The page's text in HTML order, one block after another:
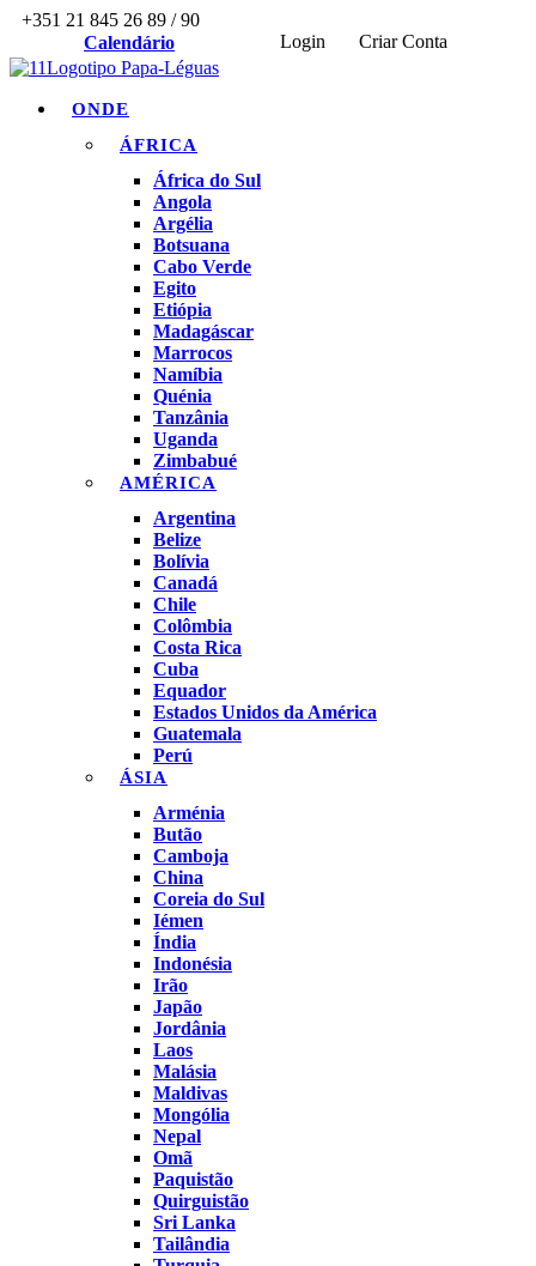
+351 21 845 26 89 / 90
Calendário
Login Criar Conta
ONDE
ÁFRICA
África do Sul
Angola
Argélia
Botsuana
Cabo Verde
Egito
Etiópia
Madagáscar
Marrocos
Namíbia
Quénia
Tanzânia
Uganda
Zimbabué
AMÉRICA
Argentina
Belize
Bolívia
Canadá
Chile
Colômbia
Costa Rica
Cuba
Equador
Estados Unidos da América
Guatemala
Perú
ÁSIA
Arménia
Butão
Camboja
China
Coreia do Sul
Iémen
Índia
Indonésia
Irão
Japão
Jordânia
Laos
Malásia
Maldivas
Mongólia
Nepal
Omã
Paquistão
Quirguistão
Sri Lanka
Tailândia